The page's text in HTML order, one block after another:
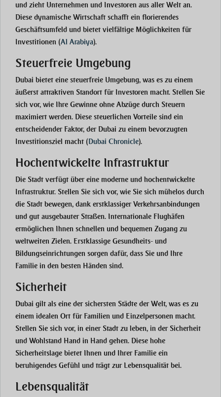
und zieht Unternehmen und Investoren aus aller Welt an.
Diese dynamische Wirtschaft schafft ein florierendes
Geschäftsumfeld und bietet vielfältige Möglichkeiten für
Investitionen (Al Arabiya)​.
Steuerfreie Umgebung
Dubai bietet eine steuerfreie Umgebung, was es zu einem
äußerst attraktiven Standort für Investoren macht. Stellen Sie
sich vor, wie Ihre Gewinne ohne Abzüge durch Steuern
maximiert werden. Diese steuerlichen Vorteile sind ein
entscheidender Faktor, der Dubai zu einem bevorzugten
Investitionsziel macht (Dubai Chronicle)​.
Hochentwickelte Infrastruktur
Die Stadt verfügt über eine moderne und hochentwickelte
Infrastruktur. Stellen Sie sich vor, wie Sie sich mühelos durch
die Stadt bewegen, dank erstklassiger Verkehrsanbindungen
und gut ausgebauter Straßen. Internationale Flughäfen
ermöglichen Ihnen schnellen und bequemen Zugang zu
weltweiten Zielen. Erstklassige Gesundheits- und
Bildungseinrichtungen sorgen dafür, dass Sie und Ihre
Familie in den besten Händen sind.
Sicherheit
Dubai gilt als eine der sichersten Städte der Welt, was es zu
einem idealen Ort für Familien und Einzelpersonen macht.
Stellen Sie sich vor, in einer Stadt zu leben, in der Sicherheit
und Wohlstand Hand in Hand gehen. Diese hohe
Sicherheitslage bietet Ihnen und Ihrer Familie ein
beruhigendes Gefühl und trägt zur Lebensqualität bei.
Lebensqualität